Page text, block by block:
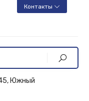
Контакты
Южный